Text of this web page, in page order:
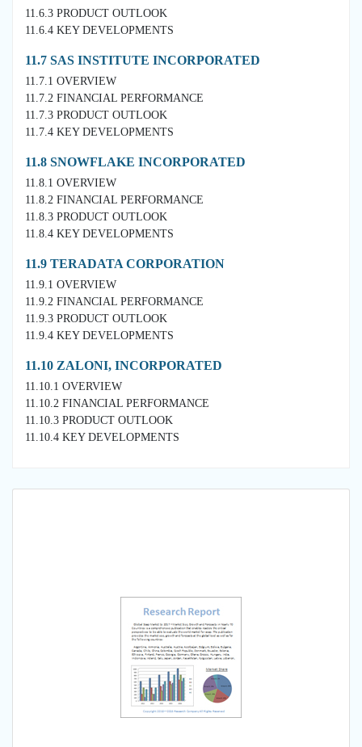
11.6.3 PRODUCT OUTLOOK
11.6.4 KEY DEVELOPMENTS
11.7 SAS INSTITUTE INCORPORATED
11.7.1 OVERVIEW
11.7.2 FINANCIAL PERFORMANCE
11.7.3 PRODUCT OUTLOOK
11.7.4 KEY DEVELOPMENTS
11.8 SNOWFLAKE INCORPORATED
11.8.1 OVERVIEW
11.8.2 FINANCIAL PERFORMANCE
11.8.3 PRODUCT OUTLOOK
11.8.4 KEY DEVELOPMENTS
11.9 TERADATA CORPORATION
11.9.1 OVERVIEW
11.9.2 FINANCIAL PERFORMANCE
11.9.3 PRODUCT OUTLOOK
11.9.4 KEY DEVELOPMENTS
11.10 ZALONI, INCORPORATED
11.10.1 OVERVIEW
11.10.2 FINANCIAL PERFORMANCE
11.10.3 PRODUCT OUTLOOK
11.10.4 KEY DEVELOPMENTS